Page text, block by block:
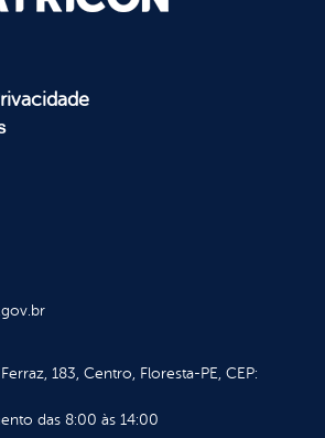
183, Centro, Floresta-PE, CEP:
das 8:00 às 14:00